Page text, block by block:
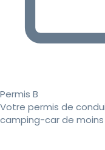
Permis B
Votre permis de
camping-car de moins